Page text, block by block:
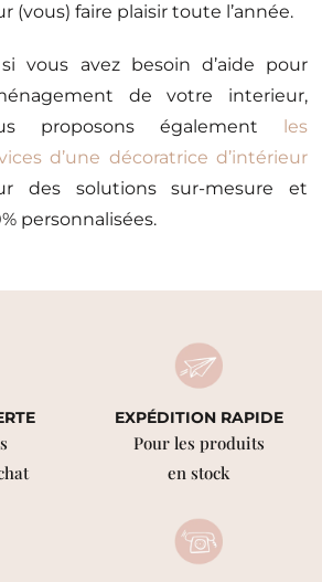
(vous) faire plaisir toute l’année.
vous avez besoin d’aide pour
de votre interieur,
proposons également les
d’une décoratrice d’intérieur
des solutions sur-mesure et
personnalisées.
EXPÉDITION RAPIDE
Pour les produits
en stock